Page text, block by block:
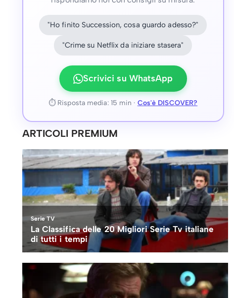
"Ho finito Succession, cosa guardo adesso?"
"Crime su Netflix da iniziare stasera"
Scrivici su WhatsApp
⏱ Risposta media: 15 min · Cos'è DISCOVER?
ARTICOLI PREMIUM